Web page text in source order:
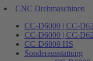
CNC Drehmaschinen
CC-D6000 | CC-
CC-D6000 | CC-
CC-D6800 HS
Sonderausstattung